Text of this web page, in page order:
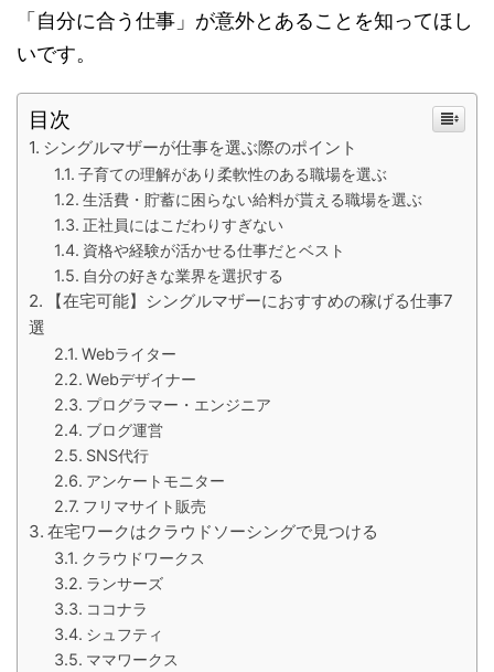
「自分に合う仕事」が意外とあることを知ってほし
いです。
目次
シングルマザーが仕事を選ぶ際のポイント
子育ての理解があり柔軟性のある職場を選ぶ
生活費・貯蓄に困らない給料が貰える職場を選ぶ
正社員にはこだわりすぎない
資格や経験が活かせる仕事だとベスト
自分の好きな業界を選択する
【在宅可能】シングルマザーにおすすめの稼げる仕事7
選
Webライター
Webデザイナー
プログラマー・エンジニア
ブログ運営
SNS代行
アンケートモニター
フリマサイト販売
在宅ワークはクラウドソーシングで見つける
クラウドワークス
ランサーズ
ココナラ
シュフティ
ママワークス